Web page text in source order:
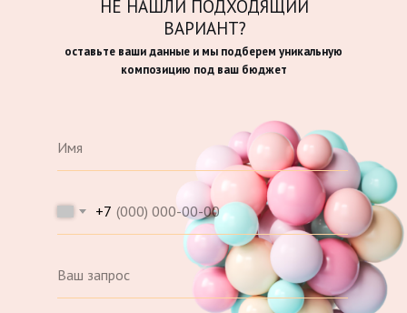
+7
оставьте ваши данные и мы подберем уникальную
композицию под ваш бюджет
НЕ НАШЛИ ПОДХОДЯЩИЙ
ВАРИАНТ?